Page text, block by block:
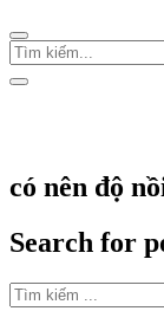
có nên độ
Search for